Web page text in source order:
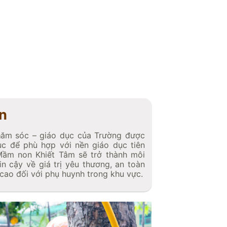
sóc – giáo dục của Trường được
để phù hợp với nền giáo dục tiên
non Khiết Tâm sẽ trở thành môi
cậy về giá trị yêu thương, an toàn
đối với phụ huynh trong khu vực.